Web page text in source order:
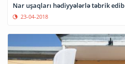
Nar uşaqları hədiyyələrlə təbrik edib
23-04-2018